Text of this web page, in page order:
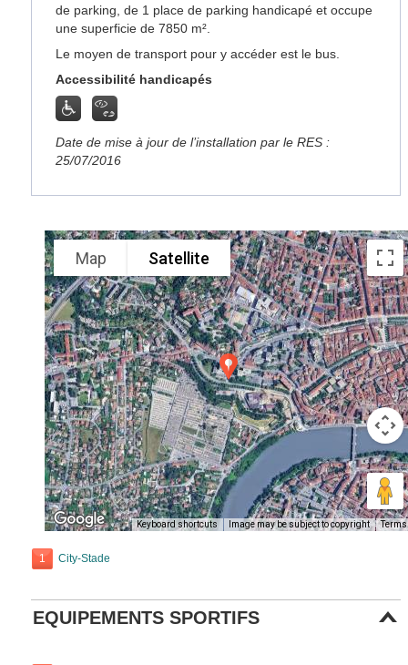
de parking, de 1 place de parking handicapé et occupe
une superficie de 7850 m².
Le moyen de transport pour y accéder est le bus.
Accessibilité handicapés
Date de mise à jour de l’installation par le RES :
25/07/2016
Map Satellite
Keyboard shortcuts Image may be subject to copyright Terms
1 City-Stade
EQUIPEMENTS SPORTIFS